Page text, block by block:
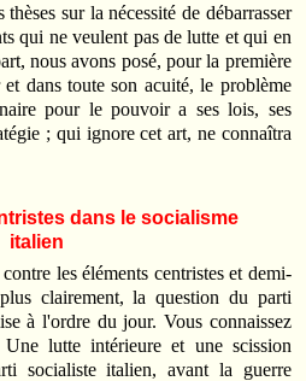
sur la nécessité de débarrasser
qui ne veulent pas de lutte et qui en
nous avons posé, pour la première
dans toute son acuité, le problème
pour le pouvoir a ses lois, ses
; qui ignore cet art, ne connaîtra
dans le socialisme
italien
les éléments centristes et demi-
clairement, la question du parti
à l'ordre du jour. Vous connaissez
lutte intérieure et une scission
socialiste italien, avant la guerre